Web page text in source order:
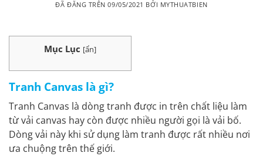
ĐÃ ĐĂNG TRÊN09/05/2021 BỞI MYTHUATBIEN
Mục Lục [ẩn]
Tranh Canvas là gì?
Tranh Canvas là dòng tranh được in trên chất liệu làm
từ vải canvas hay còn được nhiều người gọi là vải bố.
Dòng vải này khi sử dụng làm tranh được rất nhiều nơi
ưa chuộng trên thế giới.